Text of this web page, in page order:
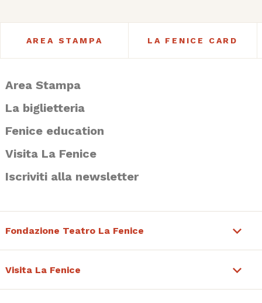
AREA STAMPA LA FENICE CARD
Area Stampa
La biglietteria
Fenice education
Visita La Fenice
Iscriviti alla newsletter
Fondazione Teatro La Fenice
Visita La Fenice